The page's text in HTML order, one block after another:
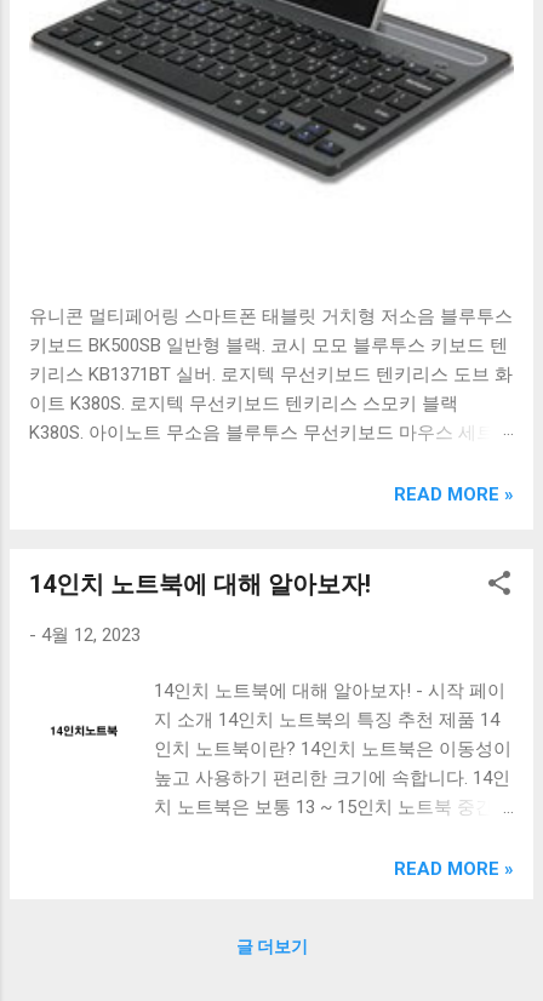
유니콘 멀티페어링 스마트폰 태블릿 거치형 저소음 블루투스
키보드 BK500SB 일반형 블랙. 코시 모모 블루투스 키보드 텐
키리스 KB1371BT 실버. 로지텍 무선키보드 텐키리스 도브 화
이트 K380S. 로지텍 무선키보드 텐키리스 스모키 블랙
K380S. 아이노트 무소음 블루투스 무선키보드 마우스 세트
OABTKBDA 퓨어 화이트. 코시 베이직 블루투스 키보드
랙. 큐센 멤브레인 무선 키보드 블랙 K1000 일반형 블루투스
다양한 할인 혜택과 빠른배송 혜택을 놓치지 않도록 먼저 확
도 많고, 가격도 다양해서 결정이 많이 어려우시죠? 특히 블
루투스키보드 같은 상품을 고를 때는 더 고민이 많을 수 밖에
없습니다. 다양한 상품들을 상세스펙 과 가격 을 꼼꼼히 비교
해서 구매하실 수 있도록 순위 추천 해드릴게요. 특가상품 보
러가기 추천상품 Best 유니콘 멀티페어링 스마트폰 태블릿
READ MORE »
14인치 노트북에 대해 알아보자!
- 4월 12, 2023
14인치 노트북에 대해 알아보자! - 시작 페이
지 소개 14인치 노트북의 특징 추천 제품 14
인치 노트북이란? 14인치 노트북은 이동성이
높고 사용하기 편리한 크기에 속합니다. 14인
치 노트북은 보통 13 ~ 15인치 노트북 중간
휴대성이 높으면서, 그것보다는 약간 더 넓은
격이 알맞다 배터리 수명이 길다 14인치 노트
READ MORE »
글 더보기